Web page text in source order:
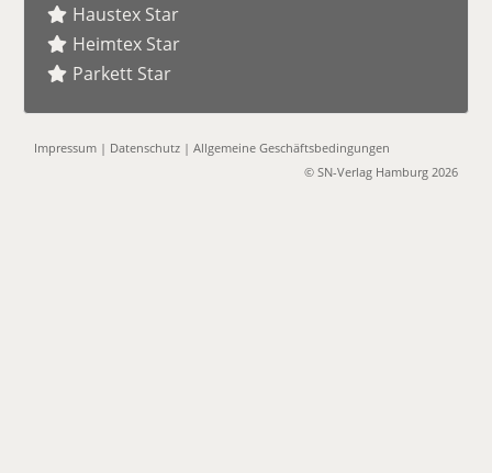
Haustex Star
Heimtex Star
Parkett Star
Impressum | Datenschutz |Allgemeine Geschäftsbedingungen
© SN-Verlag Hamburg 2026